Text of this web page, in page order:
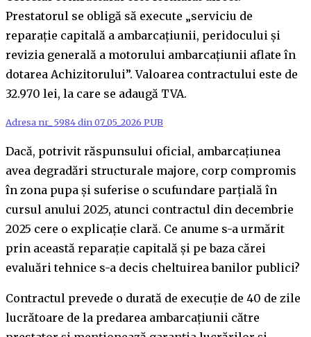
Prestatorul se obligă să execute „serviciu de
reparație capitală a ambarcațiunii, peridocului și
revizia generală a motorului ambarcațiunii aflate în
dotarea Achizitorului”. Valoarea contractului este de
32.970 lei, la care se adaugă TVA.
Adresa nr_ 5984 din 07_05_2026 PUB
Dacă, potrivit răspunsului oficial, ambarcațiunea
avea degradări structurale majore, corp compromis
în zona pupa și suferise o scufundare parțială în
cursul anului 2025, atunci contractul din decembrie
2025 cere o explicație clară. Ce anume s-a urmărit
prin această reparație capitală și pe baza cărei
evaluări tehnice s-a decis cheltuirea banilor publici?
Contractul prevede o durată de execuție de 40 de zile
lucrătoare de la predarea ambarcațiunii către